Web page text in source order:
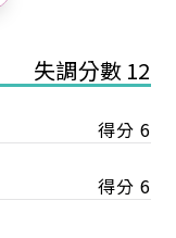
失調分數 12
得分 6
得分 6